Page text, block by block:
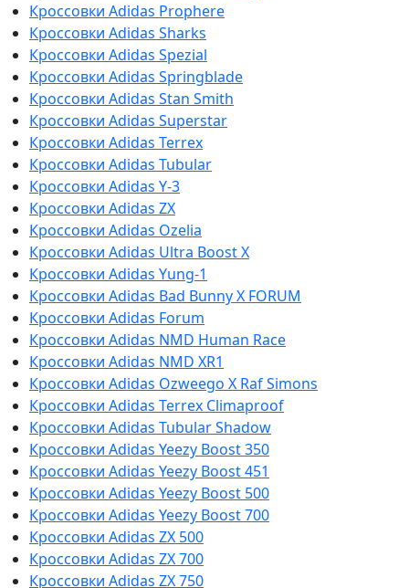
Кроссовки Adidas Prophere
Кроссовки Adidas Sharks
Кроссовки Adidas Spezial
Кроссовки Adidas Springblade
Кроссовки Adidas Stan Smith
Кроссовки Adidas Superstar
Кроссовки Adidas Terrex
Кроссовки Adidas Tubular
Кроссовки Adidas Y-3
Кроссовки Adidas ZX
Кроссовки Adidas Ozelia
Кроссовки Adidas Ultra Boost X
Кроссовки Adidas Yung-1
Кроссовки Adidas Bad Bunny X FORUM
Кроссовки Adidas Forum
Кроссовки Adidas NMD Human Race
Кроссовки Adidas NMD XR1
Кроссовки Adidas Ozweego Х Raf Simons
Кроссовки Adidas Terrex Climaproof
Кроссовки Adidas Tubular Shadow
Кроссовки Adidas Yeezy Boost 350
Кроссовки Adidas Yeezy Boost 451
Кроссовки Adidas Yeezy Boost 500
Кроссовки Adidas Yeezy Boost 700
Кроссовки Adidas ZX 500
Кроссовки Adidas ZX 700
Кроссовки Adidas ZX 750